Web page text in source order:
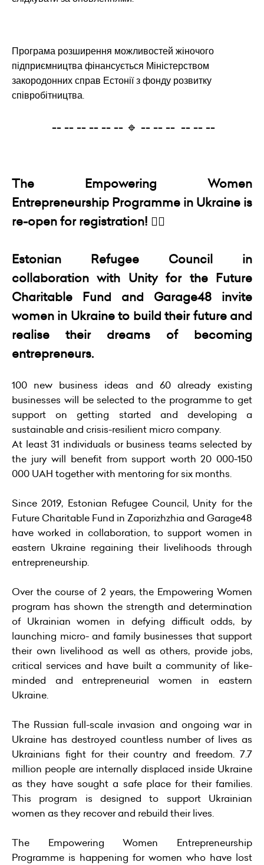
Програма розширення можливостей жіночого
підприємництва фінансується Міністерством
закородонних справ Естонії з фонду розвитку
співробітництва.
-- -- -- -- -- -- 🔹 -- -- -- -- -- --
The Empowering Women
Entrepreneurship Programme in Ukraine is
re-open for registration! 🙋‍♀️
Estonian Refugee Council in
collaboration with Unity for the Future
Charitable Fund and Garage48 invite
women in Ukraine to build their future and
realise their dreams of becoming
entrepreneurs.
100 new business ideas and 60 already existing
businesses will be selected to the programme to get
support on getting started and developing a
sustainable and crisis-resilient micro company.
At least 31 individuals or business teams selected by
the jury will benefit from support worth 20 000-150
000 UAH together with mentoring for six months.
Since 2019, Estonian Refugee Council, Unity for the
Future Charitable Fund in Zaporizhzhia and Garage48
have worked in collaboration, to support women in
eastern Ukraine regaining their livelihoods through
entrepreneurship.
Over the course of 2 years, the Empowering Women
program has shown the strength and determination
of Ukrainian women in defying difficult odds, by
launching micro- and family businesses that support
their own livelihood as well as others, provide jobs,
critical services and have built a community of like-
minded and entrepreneurial women in eastern
Ukraine.
The Russian full-scale invasion and ongoing war in
Ukraine has destroyed countless number of lives as
Ukrainians fight for their country and freedom. 7.7
million people are internally displaced inside Ukraine
as they have sought a safe place for their families.
This program is designed to support Ukrainian
women as they recover and rebuild their lives.
The Empowering Women Entrepreneurship
Programme is happening for women who have lost